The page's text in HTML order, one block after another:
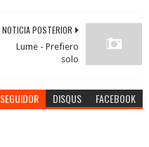
NOTICIA POSTERIOR
Lume - Prefiero
solo
SEGUIDOR DISQUS FACEBOOK